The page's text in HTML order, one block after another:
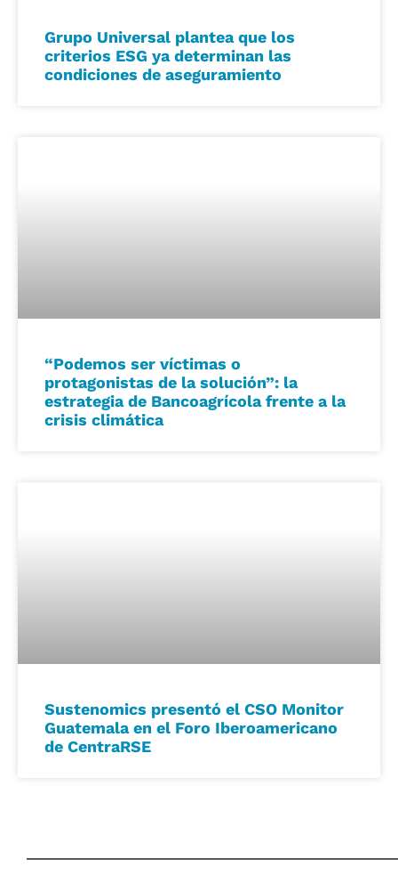
Grupo Universal plantea que los
criterios ESG ya determinan las
condiciones de aseguramiento
“Podemos ser víctimas o
protagonistas de la solución”: la
estrategia de Bancoagrícola frente a la
crisis climática
Sustenomics presentó el CSO Monitor
Guatemala en el Foro Iberoamericano
de CentraRSE